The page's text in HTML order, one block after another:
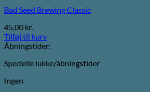
Bad Seed Brewing Classic
45,00 kr.
Tilføj til kurv
Åbningstider:
Specielle lukke/åbningstider
Ingen